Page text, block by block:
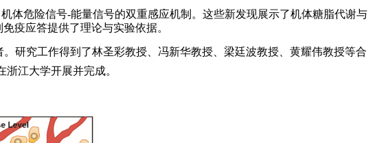
机体危险信号-能量信号的双重感应机制 。这些新发现展示了机体糖脂代谢与
免疫应答提供了理论与实验依据。
。研究工作得到了林圣彩教授、冯新华教授、梁廷波教授、黄耀伟教授等合
江大学开展并完成。